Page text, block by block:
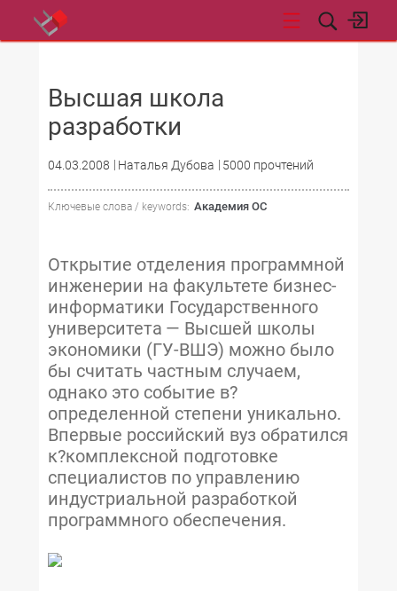
Высшая школа
разработки
04.03.2008 Наталья Дубова 5000 прочтений
Ключевые слова / keywords: Академия ОС
Открытие отделения программной
инженерии на факультете бизнес-
информатики Государственного
университета — Высшей школы
экономики (ГУ-ВШЭ) можно было
бы считать частным случаем,
однако это событие в?
определенной степени уникально.
Впервые российский вуз обратился
к?комплексной подготовке
специалистов по управлению
индустриальной разработкой
программного обеспечения.